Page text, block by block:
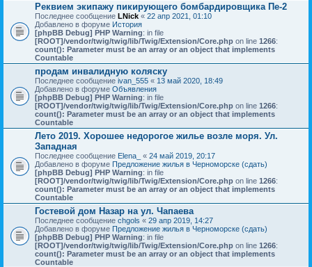
Реквием экипажу пикирующего бомбардировщика Пе-2
Последнее сообщение LNick « 22 апр 2021, 01:10
Добавлено в форуме История
[phpBB Debug] PHP Warning: in file
[ROOT]/vendor/twig/twig/lib/Twig/Extension/Core.php on line 1266:
count(): Parameter must be an array or an object that implements
Countable
продам инвалидную коляску
Последнее сообщение ivan_555 « 13 май 2020, 18:49
Добавлено в форуме Объявления
[phpBB Debug] PHP Warning: in file
[ROOT]/vendor/twig/twig/lib/Twig/Extension/Core.php on line 1266:
count(): Parameter must be an array or an object that implements
Countable
Лето 2019. Хорошее недорогое жилье возле моря. Ул.
Западная
Последнее сообщение Elena_ « 24 май 2019, 20:17
Добавлено в форуме Предложение жилья в Черноморске (сдать)
[phpBB Debug] PHP Warning: in file
[ROOT]/vendor/twig/twig/lib/Twig/Extension/Core.php on line 1266:
count(): Parameter must be an array or an object that implements
Countable
Гостевой дом Назар на ул. Чапаева
Последнее сообщение chgols « 29 апр 2019, 14:27
Добавлено в форуме Предложение жилья в Черноморске (сдать)
[phpBB Debug] PHP Warning: in file
[ROOT]/vendor/twig/twig/lib/Twig/Extension/Core.php on line 1266:
count(): Parameter must be an array or an object that implements
Countable